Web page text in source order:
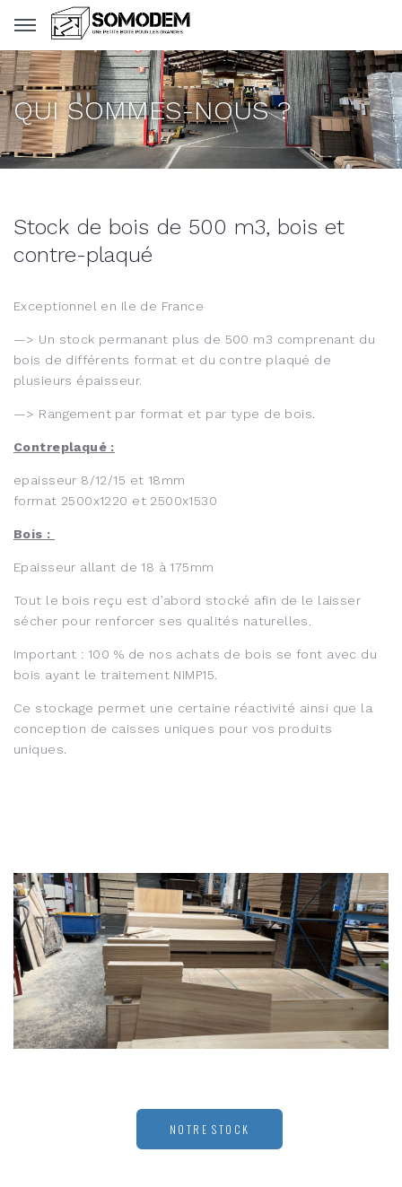
Panneau de gestion des cookies
QUI SOMMES-NOUS ?
Stock de bois de 500 m3, bois et
contre-plaqué
Exceptionnel en Ile de France
—> Un stock permanant plus de 500 m3 comprenant du
bois de différents format et du contre plaqué de
plusieurs épaisseur.
—> Rangement par format et par type de bois.
Contreplaqué :
epaisseur 8/12/15 et 18mm
format 2500x1220 et 2500x1530
Bois :
Epaisseur allant de 18 à 175mm
Tout le bois reçu est d’abord stocké afin de le laisser
sécher pour renforcer ses qualités naturelles.
Important : 100 % de nos achats de bois se font avec du
bois ayant le traitement NIMP15.
Ce stockage permet une certaine réactivité ainsi que la
conception de caisses uniques pour vos produits
uniques.
NOTRE STOCK